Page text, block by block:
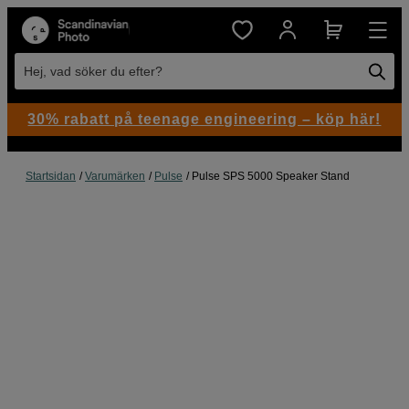
Hej, vad söker du efter?
Startsidan Varumärken Pulse Pulse SPS 5000 Speaker Stand
30% rabatt på teenage engineering – köp här!